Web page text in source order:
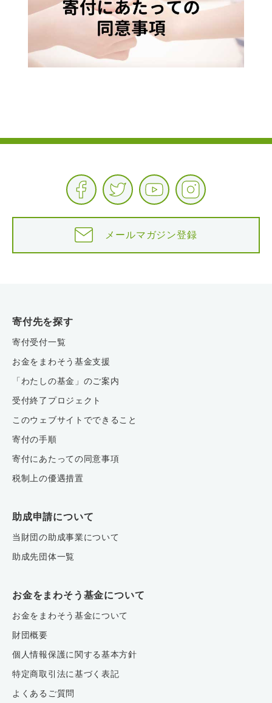
メールマガジン登録
寄付先を探す
寄付受付一覧
お金をまわそう基金支援
「わたしの基金」のご案内
受付終了プロジェクト
このウェブサイトでできること
寄付の手順
寄付にあたっての同意事項
税制上の優遇措置
助成申請について
当財団の助成事業について
助成先団体一覧
お金をまわそう基金について
お金をまわそう基金について
財団概要
個人情報保護に関する基本方針
特定商取引法に基づく表記
よくあるご質問